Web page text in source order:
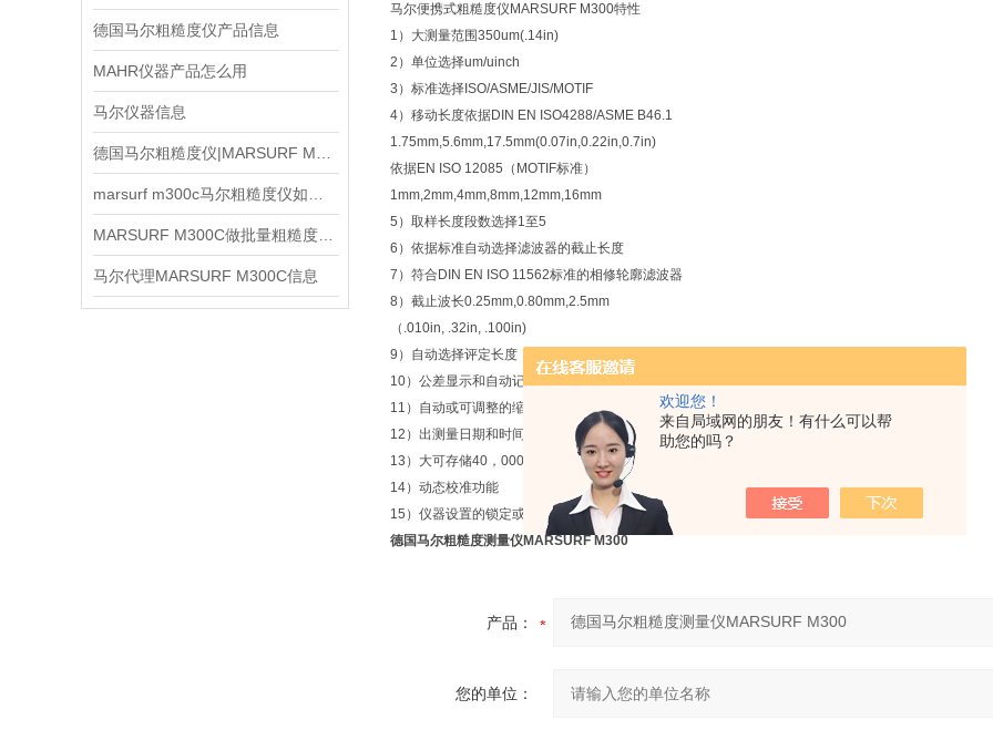
欢迎您！
来自局域网的朋友！有什么可以帮
助您的吗？
德国马尔粗糙度仪产品信息
MAHR仪器产品怎么用
马尔仪器信息
马尔代理MARSURF M300C信息
马尔便携式粗糙度仪MARSURF M300特性
1）大测量范围350um(.14in)
2）单位选择um/uinch
3）标准选择ISO/ASME/JIS/MOTIF
4）移动长度依据DIN EN ISO4288/ASME B46.1
1.75mm,5.6mm,17.5mm(0.07in,0.22in,0.7in)
依据EN ISO 12085（MOTIF标准）
1mm,2mm,4mm,8mm,12mm,16mm
5）取样长度段数选择1至5
6）依据标准自动选择滤波器的截止长度
7）符合DIN EN ISO 11562标准的相修轮廓滤波器
8）截止波长0.25mm,0.80mm,2.5mm
（.010in, .32in, .100in)
9）自动选择评定长度
10）公差显示和自动记录测量结果
11）自动或可调整的缩放比例
12）出测量日期和时间
13）大可存储40，000个测量结果和30个外形轮廓
14）动态校准功能
15）仪器设置的锁定或密码保护
德国马尔粗糙度测量仪MARSURF M300
产品：
您的单位：